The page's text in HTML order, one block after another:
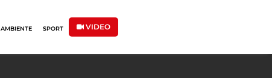
AMBIENTE SPORT VIDEO